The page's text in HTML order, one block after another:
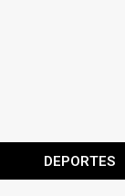
DEPORTES